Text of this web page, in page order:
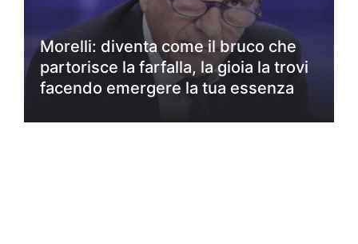
Morelli: diventa come il bruco che
partorisce la farfalla, la gioia la trovi
facendo emergere la tua essenza